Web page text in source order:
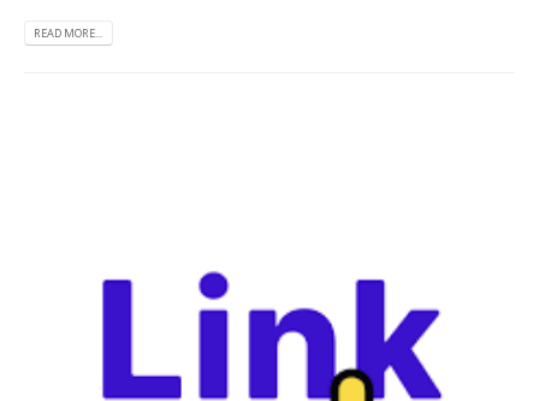
READ MORE...